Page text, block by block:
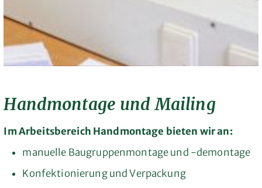
Handmontage und Mailing
Im Arbeitsbereich Handmontage bieten wir an:
manuelle Baugruppenmontage und -demontage
Konfektionierung und Verpackung